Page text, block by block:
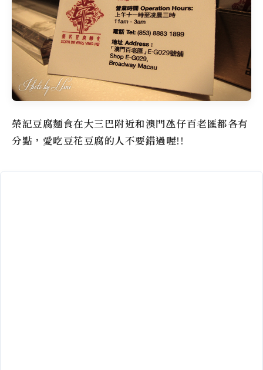
榮記豆腐麵食在大三巴附近和澳門氹仔百老匯都各有
分點，愛吃豆花豆腐的人不要錯過喔!!